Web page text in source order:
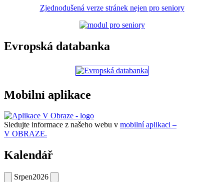
Zjednodušená verze stránek nejen pro seniory
Evropská databanka
Mobilní aplikace
Sledujte informace z našeho webu v mobilní aplikaci –
V OBRAZE.
Kalendář
Srpen2026